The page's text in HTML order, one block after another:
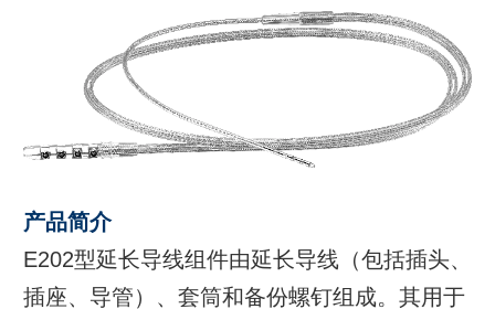
产品简介
E202型延长导线组件由延长导线（包括插头、
插座、导管）、套筒和备份螺钉组成。其用于